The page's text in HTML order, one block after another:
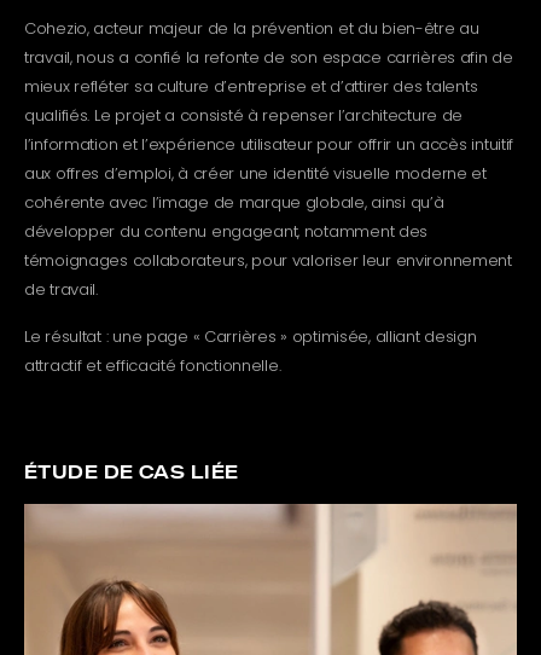
Cohezio, acteur majeur de la prévention et du bien-être au
travail, nous a confié la refonte de son espace carrières afin de
mieux refléter sa culture d’entreprise et d’attirer des talents
qualifiés. Le projet a consisté à repenser l’architecture de
l’information et l’expérience utilisateur pour offrir un accès intuitif
aux offres d’emploi, à créer une identité visuelle moderne et
cohérente avec l’image de marque globale, ainsi qu’à
développer du contenu engageant, notamment des
témoignages collaborateurs, pour valoriser leur environnement
de travail.
Le résultat : une page « Carrières » optimisée, alliant design
attractif et efficacité fonctionnelle.
ÉTUDE DE CAS LIÉE